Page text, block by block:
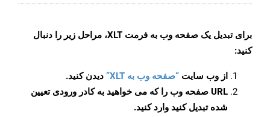
برای تبدیل یک صفحه وب به فرمت XLT، مراحل زیر را دنبال
کنید:
از وب سایت “صفحه وب به XLT”
دیدن کنید.
URL صفحه وب را که می خواهید به کادر ورودی تعیین
شده تبدیل کنید وارد کنید.